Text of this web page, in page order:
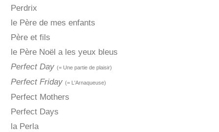
Perdrix
le Père de mes enfants
Père et fils
le Père Noël a les yeux bleus
Perfect Day (= Une partie de plaisir)
Perfect Friday (= L'Arnaqueuse)
Perfect Mothers
Perfect Days
la Perla